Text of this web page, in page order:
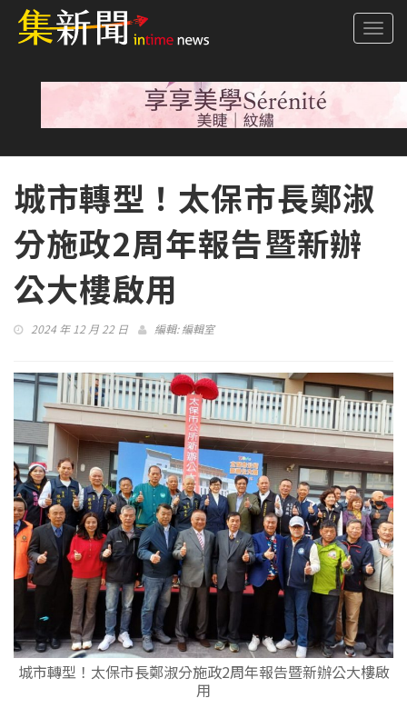
城市轉型！太保市長鄭淑
分施政2周年報告暨新辦
公大樓啟用
2024 年 12 月 22 日 編輯:編輯室
城市轉型！太保市長鄭淑分施政2周年報告暨新辦公大樓啟
用